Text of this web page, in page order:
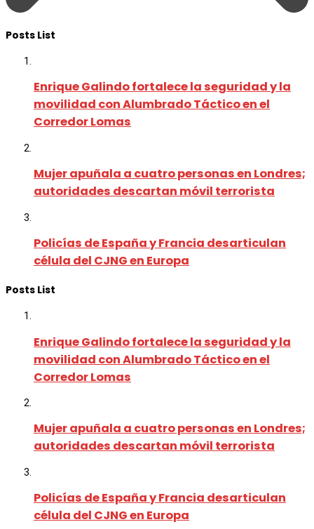
Posts List
Enrique Galindo fortalece la seguridad y la
movilidad con Alumbrado Táctico en el
Corredor Lomas
Mujer apuñala a cuatro personas en Londres;
autoridades descartan móvil terrorista
Policías de España y Francia desarticulan
célula del CJNG en Europa
Posts List
Enrique Galindo fortalece la seguridad y la
movilidad con Alumbrado Táctico en el
Corredor Lomas
Mujer apuñala a cuatro personas en Londres;
autoridades descartan móvil terrorista
Policías de España y Francia desarticulan
célula del CJNG en Europa